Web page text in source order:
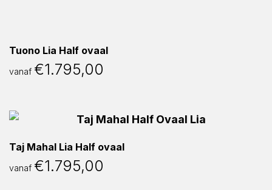
Tuono Lia Half ovaal
vanaf €1.795,00
Taj Mahal Lia Half ovaal
vanaf €1.795,00